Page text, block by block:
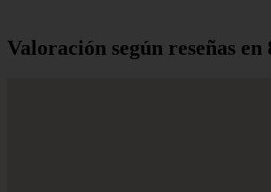
Valoración según reseñas en